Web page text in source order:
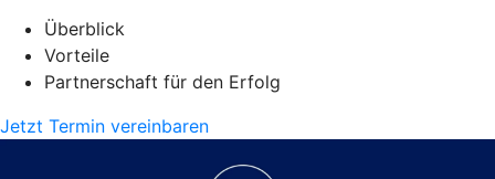
Überblick
Vorteile
Partnerschaft für den Erfolg
Jetzt Termin vereinbaren